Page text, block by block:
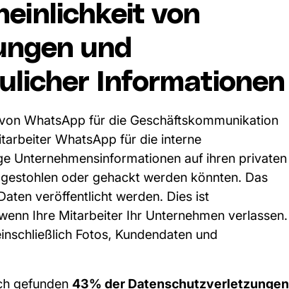
von
und
Informationen
WhatsApp für die Geschäftskommunikation
WhatsApp für die interne
Unternehmensinformationen auf ihren privaten
oder gehackt werden könnten. Das
veröffentlicht werden. Dies ist
Ihre Mitarbeiter Ihr Unternehmen verlassen.
Fotos, Kundendaten und
gefunden 43% der Datenschutzverletzungen